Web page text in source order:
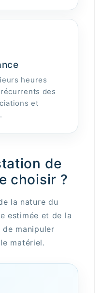
heures
des
et
de
choisir ?
la nature du
estimée et de la
de manipuler
matériel.